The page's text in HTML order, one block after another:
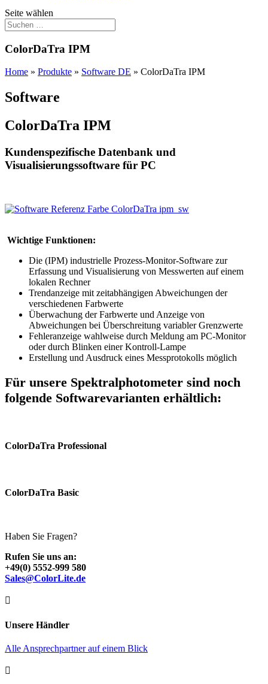
Seite wählen
ColorDaTra IPM
Home » Produkte » Software DE » ColorDaTra IPM
Software
ColorDaTra IPM
Kundenspezifische Datenbank und
Visualisierungssoftware für PC
Wichtige Funktionen:
Die (IPM) industrielle Prozess-Monitor-Software zur
Erfassung und Visualisierung von Messwerten auf einem
lokalen Rechner
Trendanzeige mit zeitabhängigen Abweichungen der
verschiedenen Farbwerte
Überwachung der Farbwerte und Anzeige von
Abweichungen bei Überschreitung variabler Grenzwerte
Fehleranzeige wahlweise durch Meldung am PC-Monitor
oder durch Blinken einer Kontroll-Lampe
Erstellung und Ausdruck eines Messprotokolls möglich
Für unsere Spektralphotometer sind noch
folgende Softwarevarianten erhältlich:
ColorDaTra Professional
ColorDaTra Basic
Haben Sie Fragen?
Rufen Sie uns an:
+49(0) 5552-999 580
Sales@ColorLite.de

Unsere Händler
Alle Ansprechpartner auf einem Blick
